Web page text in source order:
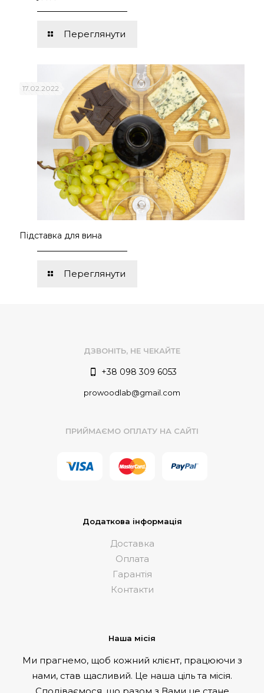
Переглянути
17.02.2022
Підставка для вина
Переглянути
ДЗВОНІТЬ, НЕ ЧЕКАЙТЕ
+38 098 309 6053
prowoodlab@gmail.com
ПРИЙМАЄМО ОПЛАТУ НА САЙТІ
Додаткова інформація
Доставка
Оплата
Гарантія
Контакти
Наша місія
Ми прагнемо, щоб кожний клієнт, працюючи з
нами, став щасливий. Це наша ціль та місія.